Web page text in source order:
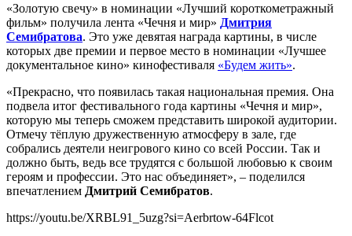
«Золотую свечу» в номинации «Лучший короткометражный
фильм» получила лента «Чечня и мир» Дмитрия
Семибратова. Это уже девятая награда картины, в числе
которых две премии и первое место в номинации «Лучшее
документальное кино» кинофестиваля «Будем жить».
«Прекрасно, что появилась такая национальная премия. Она
подвела итог фестивального года картины «Чечня и мир»,
которую мы теперь сможем представить широкой аудитории.
Отмечу тёплую дружественную атмосферу в зале, где
собрались деятели неигрового кино со всей России. Так и
должно быть, ведь все трудятся с большой любовью к своим
героям и профессии. Это нас объединяет», – поделился
впечатлением Дмитрий Семибратов.
https://youtu.be/XRBL91_5uzg?si=Aerbrtow-64Flcot